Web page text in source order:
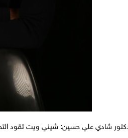
شادي علي حسين: شيني ويت تقود